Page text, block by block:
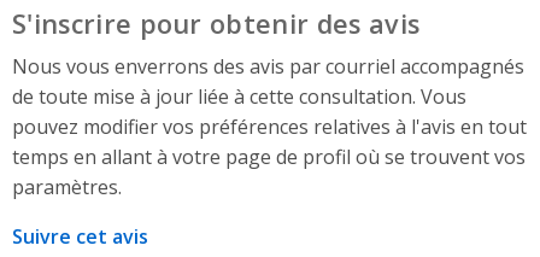
S'inscrire pour obtenir des avis
Nous vous enverrons des avis par courriel accompagnés
de toute mise à jour liée à cette consultation. Vous
pouvez modifier vos préférences relatives à l'avis en tout
temps en allant à votre page de profil où se trouvent vos
paramètres.
Suivre cet avis